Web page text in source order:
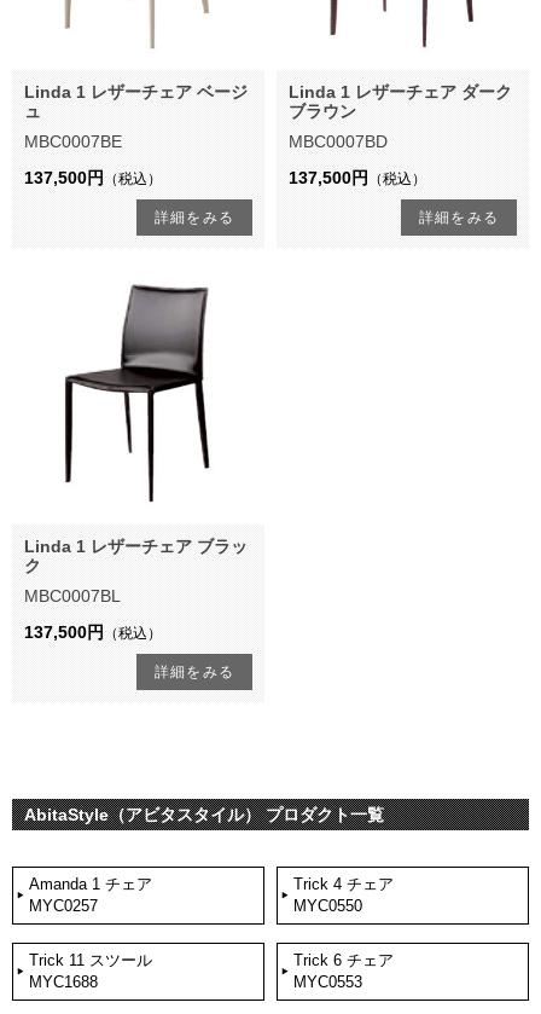
Linda 1 レザーチェア ベージ
ュ
MBC0007BE
137,500円
（税込）
詳細をみる
Linda 1 レザーチェア ダーク
ブラウン
MBC0007BD
137,500円
（税込）
詳細をみる
Linda 1 レザーチェア ブラッ
ク
MBC0007BL
137,500円
（税込）
詳細をみる
AbitaStyle（アビタスタイル） プロダクト一覧
Amanda 1 チェア
MYC0257
Trick 4 チェア
MYC0550
Trick 11 スツール
MYC1688
Trick 6 チェア
MYC0553